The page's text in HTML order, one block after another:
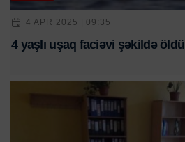
4 APR 2025 | 09:35
4 yaşlı uşaq faciəvi şəkildə öldü